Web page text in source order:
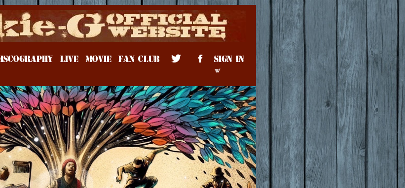
Rickie-G
LIVE MOVIE FAN CLUB SIGN IN